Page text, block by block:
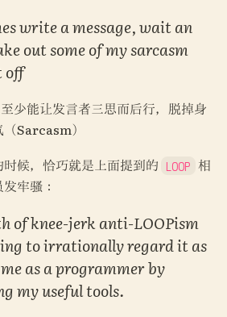
write a message, wait an
out some of my sarcasm
off
少能让发言者三思而后行，脱掉身
Sarcasm）
候，恰巧就是上面提到的
LOOP 相
牢骚：
of knee-jerk anti-LOOPism
to irrationally regard it as
as a programmer by
my useful tools.